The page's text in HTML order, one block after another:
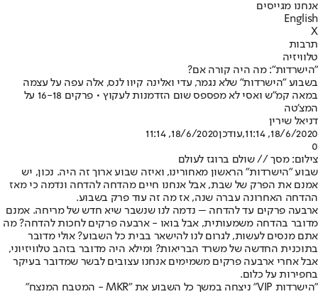
אנחנו מגייסים
English
X
תרבות
טלוויזיה
"הישרדות": מה היה קורה אם?
בשבוע "הישרדות" שלא נגמר, עדי ואלינה קיוו לנס, אלה עפה על עצמה
במאה קמ"ש ואסי לא מפספס שום הזדמנות לעקוץ • פרקים 16-18 על
המצ'טה
דניאל שירין
18/6/2020, 11:14
,עודכן18/6/2020, 11:14
0
צילום: מסך // שולם ברוגז לעולם
שבוע "הישרדות" הראשון מאחורינו, ואיזה שבוע ארוך זה היה. נכון, יש
אמנם את הפרק של שבת, אבל אנחנו חיים מהדחה להדחה ונדמה כי מאז
ההדחה האחרונה עברה שנה, אז מה זה עוד פרק בשבוע.
ארבעה פרקים עד להדחה – נדמה לנו שנשבר שיא חדש של מריחה. אמנם
מדובר בהדחה משמעותית, אבל בואו - ארבעה פרקים לחכות להדחה? מה
אתם מנסים לעשות, לגרום לנו להישאר בבית כל השבוע? אולי מדובר
בתוכנית החדשה של משרד הבריאות? ומילא היה מדובר בזהב טלוויזיוני,
אבל אחרי ארבעה פרקים משמימים אנחנו עצובים לבשר שמדובר בעיקר
בחפירות על כלום.
"הישרדות VIP" ניצחה במשך כל השבוע את "MKR - המטבח המנצח"